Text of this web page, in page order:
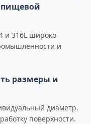
пищевой
и 316L широко
и
размеры и
диаметр,
поверхности.